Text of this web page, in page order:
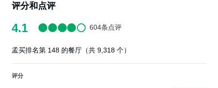
评分和点评
4.1 604条点评
孟买排名第 148 的餐厅（共 9,318 个）
评分